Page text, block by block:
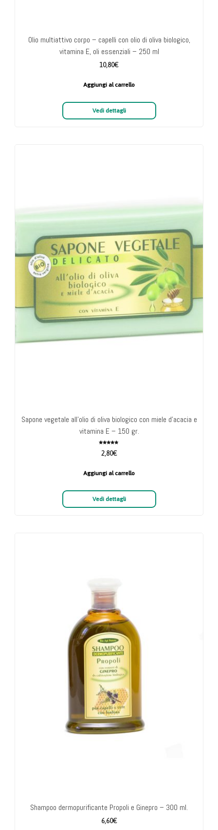
Olio multiattivo corpo – capelli con olio di oliva biologico,
vitamina E, oli essenziali – 250 ml
10,80€
Aggiungi al carrello
Vedi dettagli
Sapone vegetale all’olio di oliva biologico con miele d’acacia e
vitamina E – 150 gr.
5.00su 5
2,80€
Aggiungi al carrello
Vedi dettagli
Shampoo dermopurificante Propoli e Ginepro – 300 ml.
6,60€